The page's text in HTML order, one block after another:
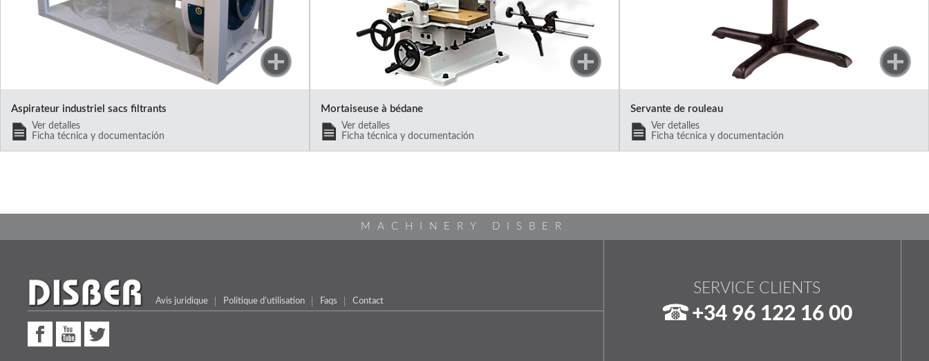
Aspirateur industriel sacs filtrants
Ver detalles
Ficha técnica y documentación
Mortaiseuse à bédane
Ver detalles
Ficha técnica y documentación
Servante de rouleau
Ver detalles
Ficha técnica y documentación
MACHINERY DISBER
Avis juridique Politique d’utilisation Faqs Contact
SERVICE CLIENTS
+34 96 122 16 00